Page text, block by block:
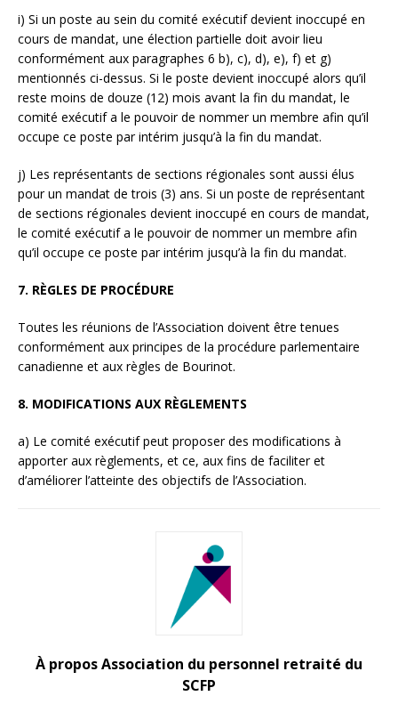
i) Si un poste au sein du comité exécutif devient inoccupé en
cours de mandat, une élection partielle doit avoir lieu
conformément aux paragraphes 6 b), c), d), e), f) et g)
mentionnés ci-dessus. Si le poste devient inoccupé alors qu’il
reste moins de douze (12) mois avant la fin du mandat, le
comité exécutif a le pouvoir de nommer un membre afin qu’il
occupe ce poste par intérim jusqu’à la fin du mandat.
j) Les représentants de sections régionales sont aussi élus
pour un mandat de trois (3) ans. Si un poste de représentant
de sections régionales devient inoccupé en cours de mandat,
le comité exécutif a le pouvoir de nommer un membre afin
qu’il occupe ce poste par intérim jusqu’à la fin du mandat.
7. RÈGLES DE PROCÉDURE
Toutes les réunions de l’Association doivent être tenues
conformément aux principes de la procédure parlementaire
canadienne et aux règles de Bourinot.
8. MODIFICATIONS AUX RÈGLEMENTS
a) Le comité exécutif peut proposer des modifications à
apporter aux règlements, et ce, aux fins de faciliter et
d’améliorer l’atteinte des objectifs de l’Association.
À propos Association du personnel retraité du
SCFP